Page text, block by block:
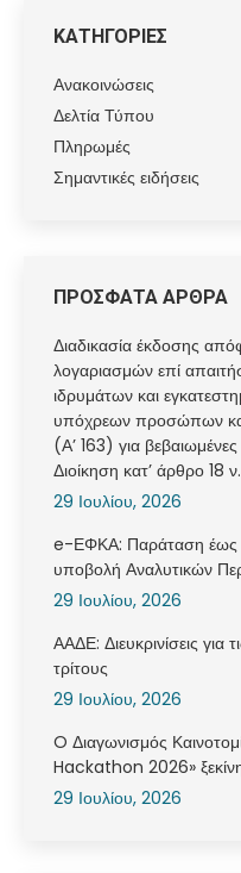
ΚΑΤΗΓΟΡΙΕΣ
Ανακοινώσεις
Δελτία Τύπου
Πληρωμές
Σημαντικές ειδήσεις
ΠΡΟΣΦΑΤΑ ΑΡΘΡΑ
Διαδικασία έκδοσης
λογαριασμών επί
ιδρυμάτων και
υπόχρεων προσώπων
(Α’ 163) για
Διοίκηση κατ’ άρθρο 18
29 Ιουλίου, 2026
e-ΕΦΚΑ: Παράταση έως
υποβολή Αναλυτικών
29 Ιουλίου, 2026
ΑΑΔΕ: Διευκρινίσεις
τρίτους
29 Ιουλίου, 2026
O Διαγωνισμός
Hackathon 2026»
29 Ιουλίου, 2026